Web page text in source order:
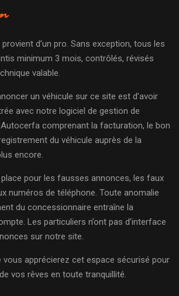
d’un pro. Sans exception, tous les
minimum 3 mois, contrôlés, révisés
valable.
un véhicule sur ce site est d’avoir
avec notre logiciel de gestion de
comprenant la facturation, le bon
du véhicule auprès de la
encore.
place pour les fausses annonces, les faux
numéros de téléphone. Toute anomalie
du concessionnaire entraîne la
Les particuliers n’ont pas d’interface
sur notre site.
vous apprécierez cet espace sécurisé pour
vos rêves en toute tranquillité.